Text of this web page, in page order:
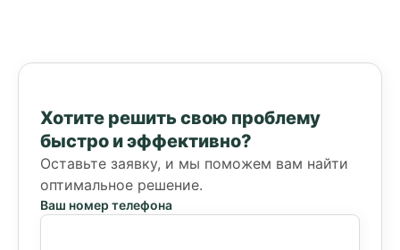
Хотите решить свою проблему
быстро и эффективно?
Оставьте заявку, и мы поможем вам найти
оптимальное решение.
Ваш номер телефона